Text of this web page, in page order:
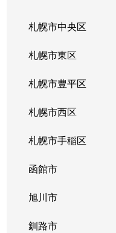
札幌市中央区
札幌市東区
札幌市豊平区
札幌市西区
札幌市手稲区
函館市
旭川市
釧路市